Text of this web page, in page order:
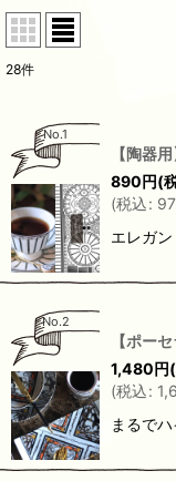
28件
No.1
【陶器
890円(
(税込:
エレガ
No.2
【ポー
1,480円
(税込:
まるで